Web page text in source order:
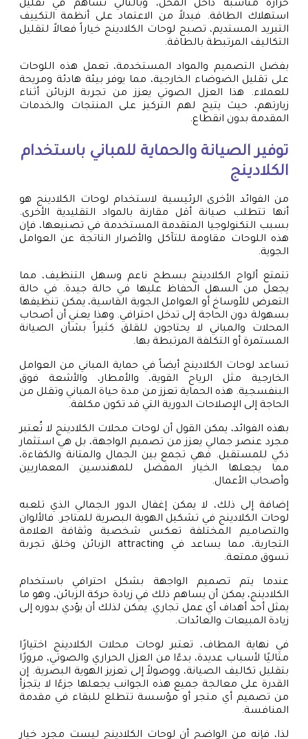
حرارة مناسبة داخل المحل، وبالتالي تساهم في تقليل
استهلاك الطاقة. فبدلاً من الاعتماد على أنظمة التكييف
التبريد المستديم، تصبح لوحات الكلادينج خياراً فعالاً لتقليل
التكاليف المرتبطة بالطاقة.
بفضل التصميم والمواد المستخدمة، تعمل هذه اللوحات
على تقليل الضوضاء الخارجية، مما يوفر بيئة هادئة ومريحة
للعملاء. هذا العزل الصوتي يعزز من تجربة الزبائن أثناء
زيارتهم، حيث يتيح لهم التركيز على المنتجات والخدمات
المقدمة بدون انقطاع.
توفير الصيانة والحماية للمباني باستخدام
الكلادينج
من الفوائد الأخرى الرئيسية لاستخدام لوحات الكلادينج هو
أنها تتطلب صيانة أقل مقارنة بالمواد التقليدية الأخرى.
بسبب التكنولوجيا المتقدمة المستخدمة في تصنيعها، فإن
هذه اللوحات مقاومة للتآكل والأضرار الناتجة عن العوامل
الجوية.
تتمتع ألواح الكلادينج بسطح ناعم وسهل التنظيف، مما
يجعل من السهل الحفاظ عليها في حالة جيدة. في حالة
التعرض للأوساخ أو العوامل الجوية القاسية، يمكن تنظيفها
بسهولة دون الحاجة إلى تدخل احترافي. وهذا يعني أن أصحاب
المحلات والمباني لا يحتاجون للقلق كثيراً بشأن الصيانة
المستمرة أو التكلفة المرتبطة بها.
تساعد لوحات الكلادينج أيضاً في حماية المباني من العوامل
الخارجية مثل الرياح القوية، والأمطار، والأشعة فوق
البنفسجية. هذه الحماية تعزز من مدة حياة المباني وتقلل من
الحاجة إلى الإصلاحات الدورية التي قد تكون مكلفة.
بهذه الفوائد، يمكن القول أن لوحات محلات الكلادينج لا تُعتبر
مجرد عنصر جمالي يعزز من تصميم الواجهة، بل هي استثمار
ذكي للمستقبل. فهي تجمع بين الجمال والمتانة والكفاءة،
مما يجعلها الخيار المفضل للمهندسين المعماريين
وأصحاب الأعمال.
إضافة إلى ذلك، لا يمكن إغفال الدور الجمالي الذي تلعبه
لوحات الكلادينج في تشكيل الهوية البصرية للمتاجر. فالألوان
والتصاميم المختلفة تعكس شخصية وثقافة العلامة
التجارية، مما يساعد في attracting الزبائن وخلق تجربة
تسوق ممتعة.
عندما يتم تصميم الواجهة بشكل احترافي باستخدام
الكلادينج، يمكن أن يساهم ذلك في زيادة حركة الزبائن، وهو ما
يمثل أحد أهداف أي عمل تجاري. يمكن لذلك أن يؤدي بدوره إلى
زيادة المبيعات والعائدات.
في نهاية المطاف، تعتبر لوحات محلات الكلادينج اختيارًا
مثاليًا لأسباب عديدة، بدءًا من العزل الحراري والصوتي، مرورًا
بتقليل تكاليف الصيانة، ووصولاً إلى تعزيز الهوية البصرية. إن
القدرة على معالجة جميع هذه الجوانب يجعلها جزءًا لا يتجزأ
من تصميم أي متجر أو مؤسسة تتطلع للبقاء في مقدمة
المنافسة.
لذا، فإنه من الواضح أن لوحات الكلادينج ليست مجرد خيار